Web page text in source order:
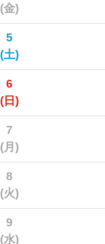
(金)
5
(土)
6
(日)
7
(月)
8
(火)
9
(水)